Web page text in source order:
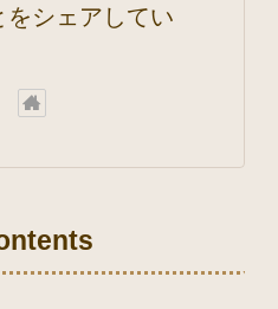
をシェアしてい